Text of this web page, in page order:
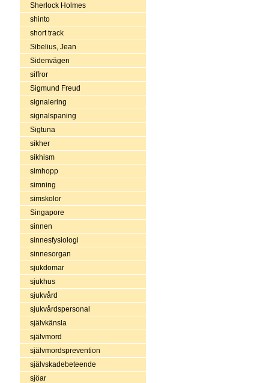
Sherlock Holmes
shinto
short track
Sibelius, Jean
Sidenvägen
siffror
Sigmund Freud
signalering
signalspaning
Sigtuna
sikher
sikhism
simhopp
simning
simskolor
Singapore
sinnen
sinnesfysiologi
sinnesorgan
sjukdomar
sjukhus
sjukvård
sjukvårdspersonal
självkänsla
självmord
självmordsprevention
självskadebeteende
sjöar